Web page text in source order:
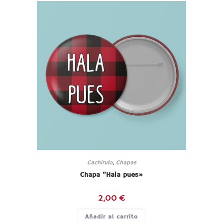
Cachirulo, Chapas
Chapa “Hala pues»
2,00 €
Añadir al carrito